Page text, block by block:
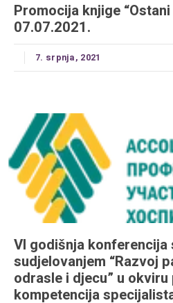
Promocija knjige
07.07.2021.
7. srpnja, 2021
VI godišnja konferencija
sudjelovanjem “Razvoj
odrasle i djecu” u
kompetencija